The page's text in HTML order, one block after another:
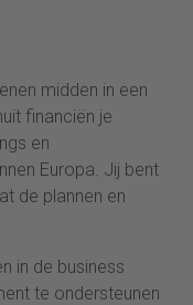
midden in een
financiën je
en
Europa. Jij bent
de plannen en
in de business
te ondersteunen